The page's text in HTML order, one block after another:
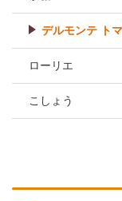
デルモンテ ト
ローリエ
こしょう